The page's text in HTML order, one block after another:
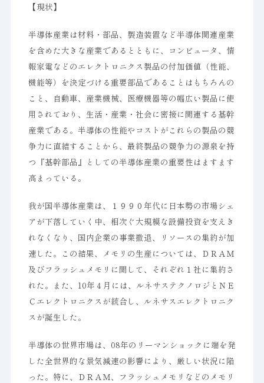
【現状】
半導体産業は材料・部品、製造装置など半導体関連産業
を含めた大きな産業であるとともに、コンピュータ、情
報家電などのエレクトロニクス製品の付加価値（性能、
機能等）を決定づける重要部品であることはもちろんの
こと、自動車、産業機械、医療機器等の幅広い製品に使
用されており、生活・産業・社会に密接に関連する基幹
産業である。半導体の性能やコストがこれらの製品の競
争力に直結することから、最終製品の競争力の源泉を持
つ『基幹部品』としての半導体産業の重要性はますます
高まっている。
我が国半導体産業は、１９９０年代に日本勢の市場シェ
アが下落していく中、相次ぐ大規模な設備投資を支えき
れなくなり、国内企業の事業撤退、リソースの集約が加
速した。この結果、メモリの生産については、ＤＲＡＭ
及びフラッシュメモリに関して、それぞれ１社に集約さ
れた。また、10年４月には、ルネサステクノロジとＮＥ
Ｃエレクトロニクスが統合し、ルネサスエレクトロニク
スが誕生した。
半導体の世界市場は、08年のリーマンショックに端を発
した全世界的な景気減速の影響により、厳しい状況に陥
った。特に、ＤＲＡＭ、フラッシュメモリなどのメモリ